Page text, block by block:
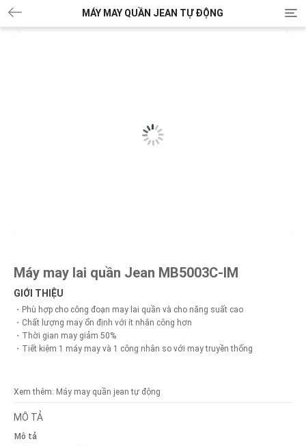
MÁY MAY QUẦN JEAN TỰ ĐỘNG
T
o
Máy may lai quần Jean MB5003C-IM
GIỚI THIỆU
・Phù hợp cho công đoạn may lai quần và cho năng suất cao
・Chất lượng may ổn định với ít nhân công hơn
・Thời gian may giảm 50%
・Tiết kiệm 1 máy may và 1 công nhân so với may truyền thống
Xem thêm: Máy may quần jean tự động
MÔ TẢ
Mô tả